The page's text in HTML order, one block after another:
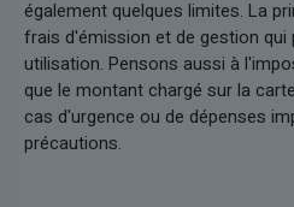
également quelques limites. La
frais d'émission et de gestion
utilisation. Pensons aussi à
que le montant chargé sur la
cas d'urgence ou de dépenses
précautions.